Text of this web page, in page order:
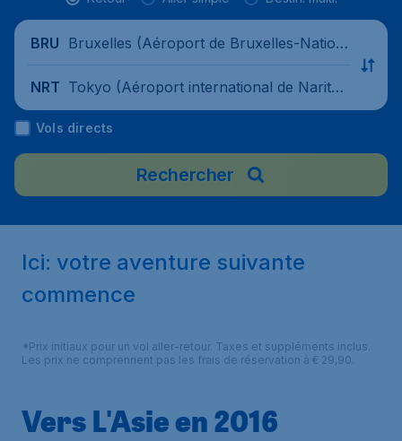
BRU Bruxelles (Aéroport de Bruxelles-Nation
NRT Tokyo (Aéroport international de Narita),
Japon
Vols directs
Rechercher
Ici: votre aventure suivante
commence
*Prix initiaux pour un vol aller-retour. Taxes et suppléments inclus.
Les prix ne comprennent pas les frais de réservation à € 29,90.
Vers L'Asie en 2016